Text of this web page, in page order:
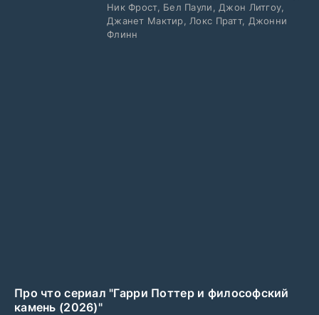
Ник Фрост, Бел Паули, Джон Литгоу,
Джанет Мактир, Локс Пратт, Джонни
Флинн
Про что сериал "Гарри Поттер и философский
камень (2026)"